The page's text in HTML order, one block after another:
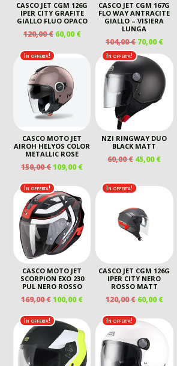
CASCO JET CGM 126G
IPER CITY GRAFITE
GIALLO FLUO OPACO
120,00€ IL
ORIGINALE
ERA:
120,00 €.
60,00€IL
PREZZO
ATTUALE
60,00 €.
CASCO JET CGM 167G
FLO WAY ANTRACITE
GIALLO – VISIERA
LUNGA
104,00€ IL
PREZZO
ORIGINALE
ERA:
104,00 €.
70,00€IL
È:
In offerta!
CASCO MOTO JET
AIROH HELYOS COLOR
METALLIC ROSE
150,00€IL
ORIGINALE
ERA:
150,00 €.
109,00€IL
ATTUALE
109,00 €.
In offerta!
NZI RINGWAY DUO
BLACK MATT
60,00€ IL
ERA:
45,00€IL
È:
In offerta!
CASCO MOTO JET
SCORPION EXO 230
PUL NERO ROSSO
169,00€IL
ORIGINALE
ERA:
169,00 €.
100,00€IL
ATTUALE
È:
100,00 €.
In offerta!
CASCO JET CGM 126G
IPER CITY NERO
ROSSO MATT
120,00€ IL
ORIGINALE
120,00 €.
60,00€IL
In offerta! In offerta!